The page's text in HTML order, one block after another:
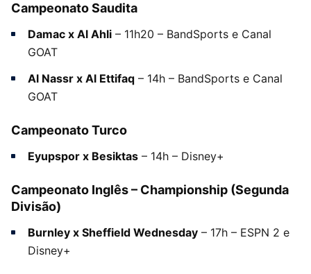
Campeonato Saudita
Damac x Al Ahli – 11h20 – BandSports e Canal
GOAT
Al Nassr x Al Ettifaq – 14h – BandSports e Canal
GOAT
Campeonato Turco
Eyupspor x Besiktas – 14h – Disney+
Campeonato Inglês – Championship (Segunda
Divisão)
Burnley x Sheffield Wednesday – 17h – ESPN 2 e
Disney+